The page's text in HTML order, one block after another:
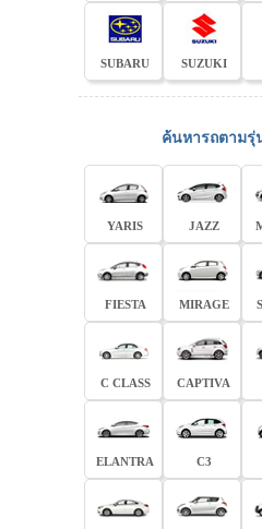
SUBARU SUZUKI
ค้นหารถตามรุ่
YARIS JAZZ
FIESTA MIRAGE
C CLASS CAPTIVA
ELANTRA C3